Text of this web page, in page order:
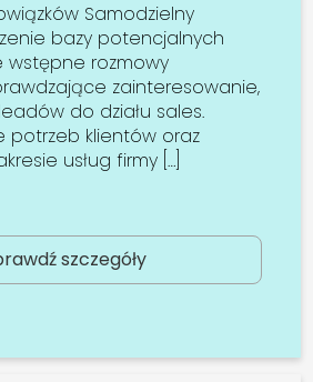
Samodzielny
bazy potencjalnych
wstępne rozmowy
zainteresowanie,
do działu sales.
potrzeb klientów oraz
usług firmy […]
szczegóły